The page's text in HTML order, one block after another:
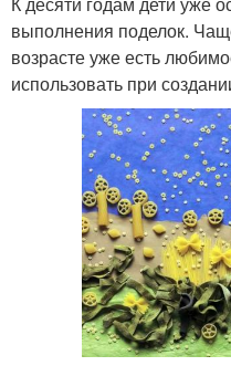
выполнения поделок.
возрасте уже есть
использовать при